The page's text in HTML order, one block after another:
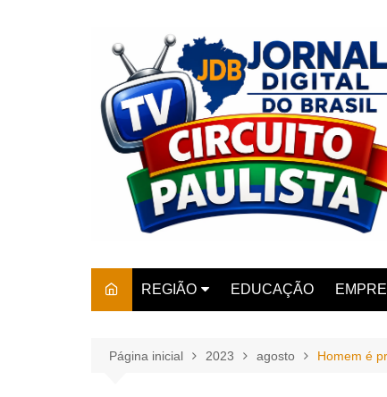
REGIÃO EDUCAÇÃO
Página inicial 2023 agosto Homem é